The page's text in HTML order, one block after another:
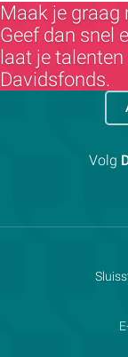
Maak je graag
Geef dan snel
laat je
Davidsfonds.
Adres:
Volg